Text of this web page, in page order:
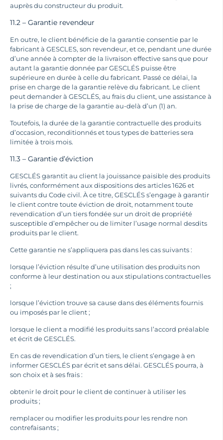
auprès du constructeur du produit.
11.2 – Garantie revendeur
En outre, le client bénéficie de la garantie consentie par le
fabricant à GESCLES, son revendeur, et ce, pendant une durée
d’une année à compter de la livraison effective sans que pour
autant la garantie donnée par GESCLÉS puisse être
supérieure en durée à celle du fabricant. Passé ce délai, la
prise en charge de la garantie relève du fabricant. Le client
peut demander à GESCLÉS, au frais du client, une assistance à
la prise de charge de la garantie au-delà d’un (1) an.
Toutefois, la durée de la garantie contractuelle des produits
d’occasion, reconditionnés et tous types de batteries sera
limitée à trois mois.
11.3 – Garantie d’éviction
GESCLÉS garantit au client la jouissance paisible des produits
livrés, conformément aux dispositions des articles 1626 et
suivants du Code civil. À ce titre, GESCLÉS s’engage à garantir
le client contre toute éviction de droit, notamment toute
revendication d’un tiers fondée sur un droit de propriété
susceptible d’empêcher ou de limiter l’usage normal desdits
produits par le client.
Cette garantie ne s’appliquera pas dans les cas suivants :
lorsque l’éviction résulte d’une utilisation des produits non
conforme à leur destination ou aux stipulations contractuelles
;
lorsque l’éviction trouve sa cause dans des éléments fournis
ou imposés par le client ;
lorsque le client a modifié les produits sans l’accord préalable
et écrit de GESCLÉS.
En cas de revendication d’un tiers, le client s’engage à en
informer GESCLÉS par écrit et sans délai. GESCLÉS pourra, à
son choix et à ses frais :
obtenir le droit pour le client de continuer à utiliser les
produits ;
remplacer ou modifier les produits pour les rendre non
contrefaisants ;